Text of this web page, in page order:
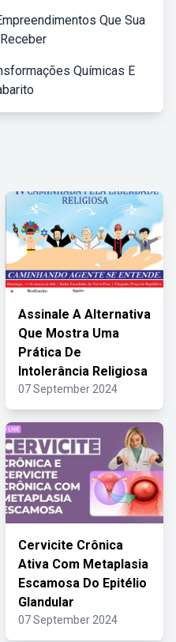
Que Sua
Químicas E
Assinale A Alternativa
Que Mostra Uma
Prática De
Intolerância Religiosa
07 September 2024
Cervicite Crônica
Ativa Com Metaplasia
Escamosa Do Epitélio
Glandular
07 September 2024